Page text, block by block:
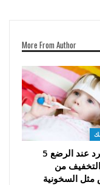
More From Author
علاج البرد عند الرضع 5
من
مثل السخونية